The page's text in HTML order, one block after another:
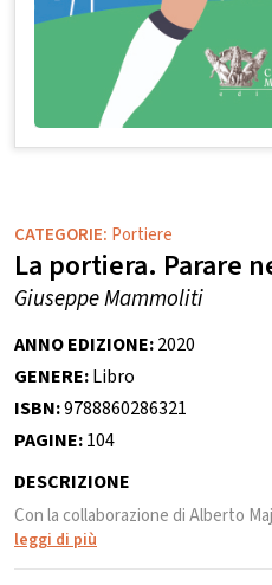
CATEGORIE: Portiere
La portiera. Parare
Giuseppe Mammoliti
ANNO EDIZIONE:2020
GENERE:Libro
ISBN:9788860286321
PAGINE:104
DESCRIZIONE
Con la collaborazione di Alberto
leggi di più